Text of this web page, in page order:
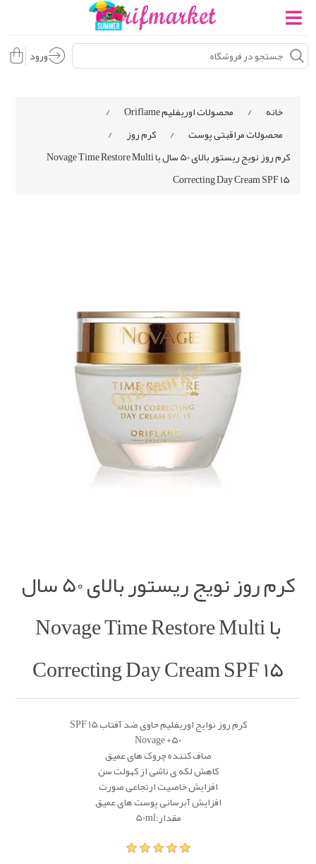
ورود
خانه / محصولات اوریفلیم Oriflame
/
محصولات مراقبتی پوست
/ کرم روز
/
کرم روز نویج ریستور بالای 50 سال با Novage Time Restore Multi
Correcting Day Cream SPF 15
کرم روز نویج ریستور بالای 50 سال
با Novage Time Restore Multi
Correcting Day Cream SPF 15
کرم روز نوایج اوریفلیم حاوی ضد آفتاب SPF 15
Novage +50
صاف کننده چروک های عمیق
کاهش لکه ی ناشی از کهولت سن
افزایش خاصیت ارتجاعی صورت
افزایش آبرسانی پوست های عمیق
مقدار:50ml